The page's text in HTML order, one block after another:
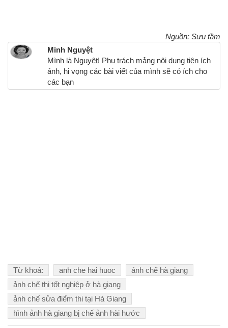
Nguồn: Sưu tầm
Minh Nguyệt
Mình là Nguyệt! Phụ trách mảng nội dung tiện ích
ảnh, hi vọng các bài viết của mình sẽ có ích cho
các bạn
Từ khoá: anh che hai huoc
ảnh chế hà giang
ảnh chế thi tốt nghiệp ở hà giang
ảnh chế sửa điểm thi tại Hà Giang
hình ảnh hà giang bị chế ảnh hài hước